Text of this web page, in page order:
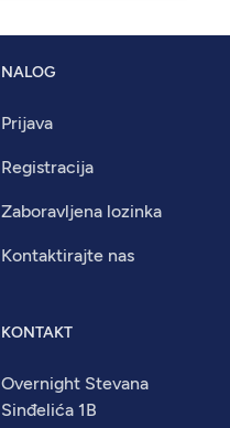
NALOG
Prijava
Registracija
Zaboravljena lozinka
Kontaktirajte nas
KONTAKT
Overnight Stevana
Sinđelića 1B